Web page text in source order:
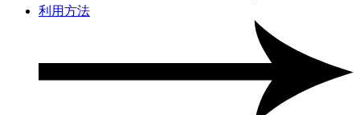
利用方法